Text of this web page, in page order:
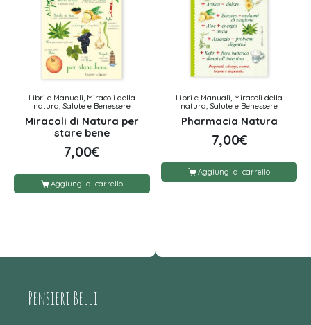
Libri e Manuali, Miracoli della
natura, Salute e Benessere
Miracoli di Natura per
stare bene
7,00€
Aggiungi al carrello
Libri e Manuali, Miracoli della
natura, Salute e Benessere
Pharmacia Natura
7,00€
Aggiungi al carrello
Pensieri Belli